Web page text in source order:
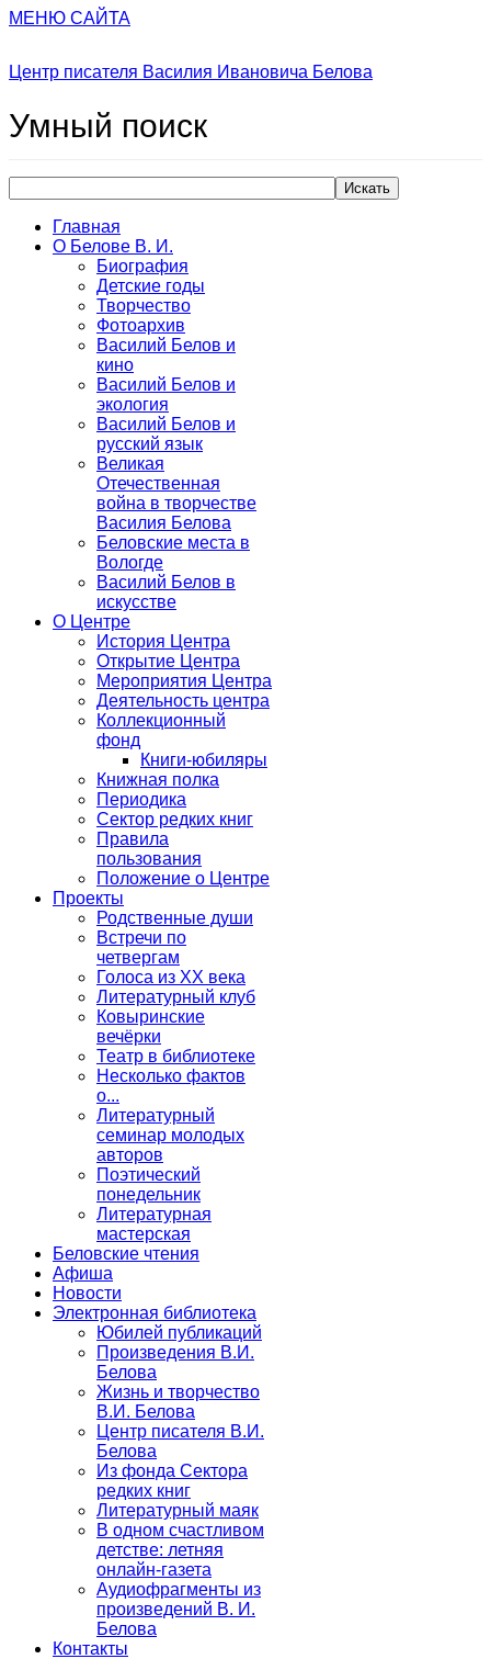
МЕНЮ САЙТА
Центр писателя Василия Ивановича Белова
Умный поиск
Искать
Главная
О Белове В. И.
Биография
Детские годы
Творчество
Фотоархив
Василий Белов и
кино
Василий Белов и
экология
Василий Белов и
русский язык
Великая
Отечественная
война в творчестве
Василия Белова
Беловские места в
Вологде
Василий Белов в
искусстве
О Центре
История Центра
Открытие Центра
Мероприятия Центра
Деятельность центра
Коллекционный
фонд
Книги-юбиляры
Книжная полка
Периодика
Сектор редких книг
Правила
пользования
Положение о Центре
Проекты
Родственные души
Встречи по
четвергам
Голоса из ХХ века
Литературный клуб
Ковыринские
вечёрки
Театр в библиотеке
Несколько фактов
о...
Литературный
семинар молодых
авторов
Поэтический
понедельник
Литературная
мастерская
Беловские чтения
Афиша
Новости
Электронная библиотека
Юбилей публикаций
Произведения В.И.
Белова
Жизнь и творчество
В.И. Белова
Центр писателя В.И.
Белова
Из фонда Сектора
редких книг
Литературный маяк
В одном счастливом
детстве: летняя
онлайн-газета
Аудиофрагменты из
произведений В. И.
Белова
Контакты